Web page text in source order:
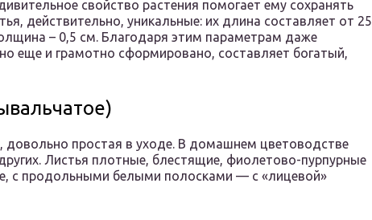
свойство растения помогает ему сохранять
действительно, уникальные: их длина составляет от 25
– 0,5 см. Благодаря этим параметрам даже
еще и грамотно сформировано, составляет богатый,
довольно простая в уходе. В домашнем цветоводстве
Листья плотные, блестящие, фиолетово-пурпурные
с продольными белыми полосками — с «лицевой»